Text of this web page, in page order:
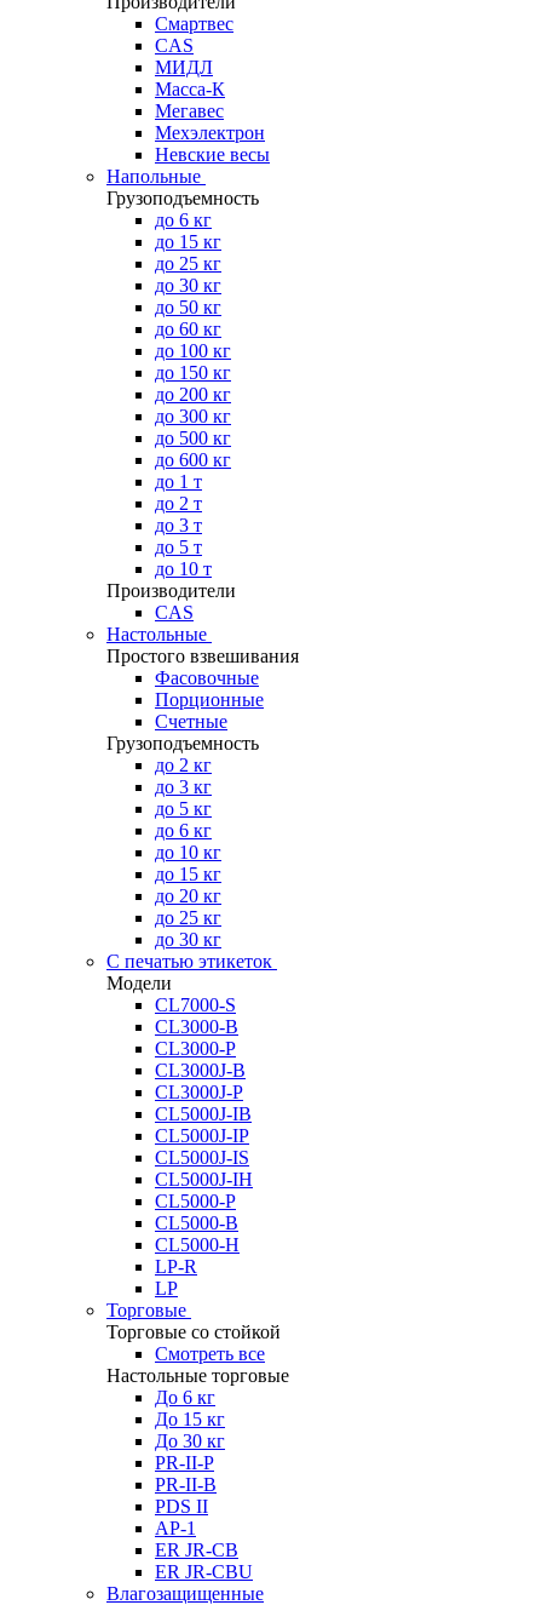
Смартвес
CAS
МИДЛ
Масса-К
Мегавес
Мехэлектрон
Невские весы
Напольные
Грузоподъемность
до 6 кг
до 15 кг
до 25 кг
до 30 кг
до 50 кг
до 60 кг
до 100 кг
до 150 кг
до 200 кг
до 300 кг
до 500 кг
до 600 кг
до 1 т
до 2 т
до 3 т
до 5 т
до 10 т
Производители
CAS
Настольные
Простого взвешивания
Фасовочные
Порционные
Счетные
Грузоподъемность
до 2 кг
до 3 кг
до 5 кг
до 6 кг
до 10 кг
до 15 кг
до 20 кг
до 25 кг
до 30 кг
С печатью этикеток
Модели
CL7000-S
CL3000-B
CL3000-P
CL3000J-B
CL3000J-P
CL5000J-IB
CL5000J-IP
CL5000J-IS
CL5000J-IH
CL5000-P
CL5000-B
CL5000-H
LP-R
LP
Торговые
Торговые со стойкой
Смотреть все
Настольные торговые
До 6 кг
До 15 кг
До 30 кг
PR-II-P
PR-II-B
PDS II
AP-1
ER JR-CB
ER JR-CBU
Влагозащищенные